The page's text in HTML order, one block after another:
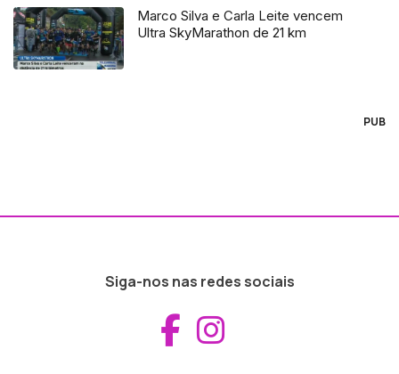
Marco Silva e Carla Leite vencem
Ultra SkyMarathon de 21 km
PUB
Siga-nos nas redes sociais
Aceder ao